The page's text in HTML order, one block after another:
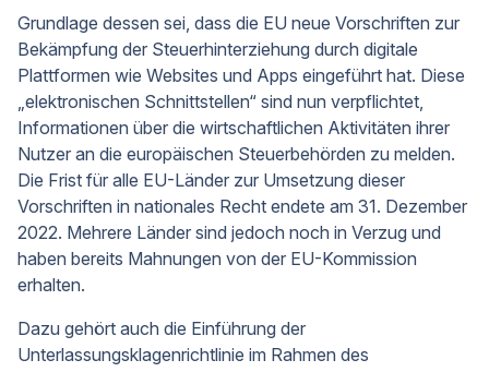
Grundlage dessen sei, dass die EU neue Vorschriften zur
Bekämpfung der Steuerhinterziehung durch digitale
Plattformen wie Websites und Apps eingeführt hat. Diese
„elektronischen Schnittstellen“ sind nun verpflichtet,
Informationen über die wirtschaftlichen Aktivitäten ihrer
Nutzer an die europäischen Steuerbehörden zu melden.
Die Frist für alle EU-Länder zur Umsetzung dieser
Vorschriften in nationales Recht endete am 31. Dezember
2022. Mehrere Länder sind jedoch noch in Verzug und
haben bereits Mahnungen von der EU-Kommission
erhalten.
Dazu gehört auch die Einführung der
Unterlassungsklagenrichtlinie im Rahmen des